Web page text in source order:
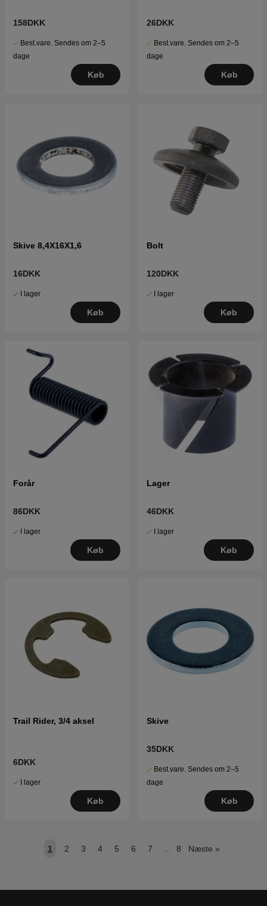
158DKK
Best.vare. Sendes om 2–5
dage
Køb
26DKK
Best.vare. Sendes om 2–5
dage
Køb
Skive 8,4X16X1,6
16DKK
I lager
Køb
Bolt
120DKK
I lager
Køb
Forår
86DKK
I lager
Køb
Lager
46DKK
I lager
Køb
Trail Rider, 3/4 aksel
6DKK
I lager
Køb
Skive
35DKK
Best.vare. Sendes om 2–5
dage
Køb
1 2 3 4 5 6 7 8 Næste »